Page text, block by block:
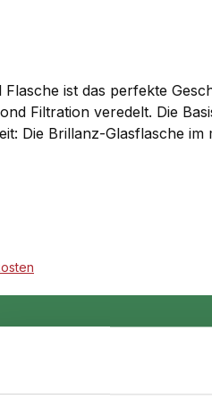
Flasche ist das perfekte
Filtration veredelt. Die
Die Brillanz-Glasflasche
daran, auch die zu diesem